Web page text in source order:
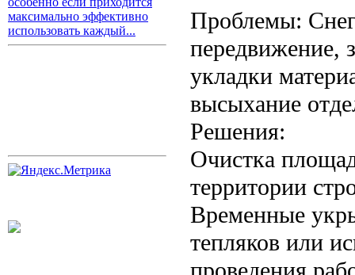
максимально эффективно
использовать каждый...
Проблемы: Снег
передвижение,
укладки
высыхание
Решения:
Очистка
территории
Временные
тепляков или